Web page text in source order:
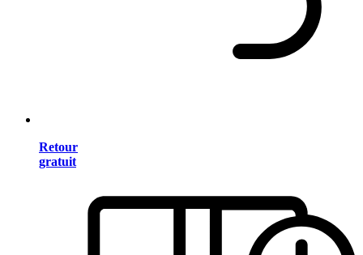
Retour
gratuit